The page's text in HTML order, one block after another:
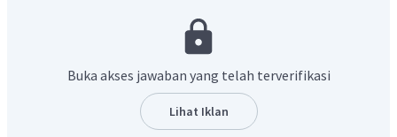
Buka akses jawaban yang telah terverifikasi
Lihat Iklan